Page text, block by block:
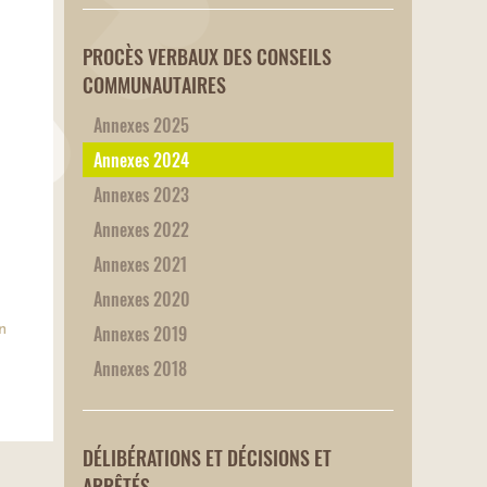
PROCÈS VERBAUX DES CONSEILS
COMMUNAUTAIRES
Annexes 2025
Annexes 2024
Annexes 2023
Annexes 2022
Annexes 2021
Annexes 2020
Annexes 2019
Annexes 2018
DÉLIBÉRATIONS ET DÉCISIONS ET